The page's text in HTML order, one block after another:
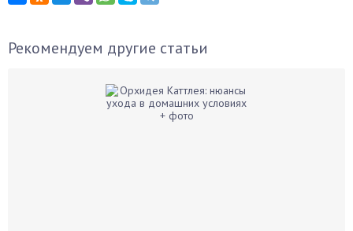
Рекомендуем другие статьи